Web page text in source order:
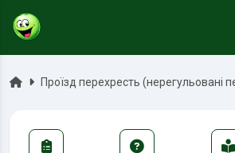
ГоловнаПроїзд перехресть (нерегульовані